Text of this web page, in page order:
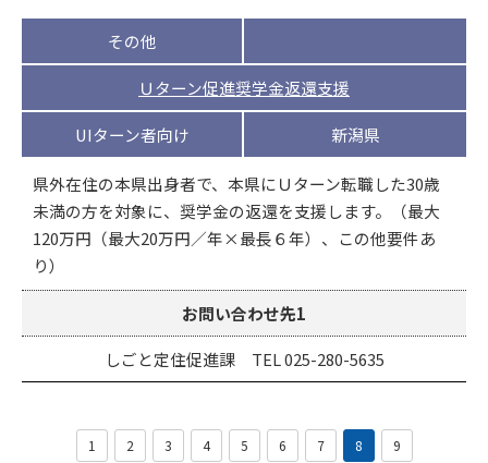
その他
Ｕターン促進奨学金返還支援
UIターン者向け 新潟県
県外在住の本県出身者で、本県にＵターン転職した30歳
未満の方を対象に、奨学金の返還を支援します。（最大
120万円（最大20万円／年×最長６年）、この他要件あ
り）
お問い合わせ先1
しごと定住促進課 TEL 025-280-5635
1 2 3 4 5 6 7 8 9